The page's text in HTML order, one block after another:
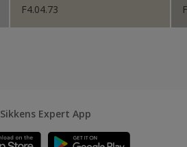
F4.04.73
Sikkens Expert App